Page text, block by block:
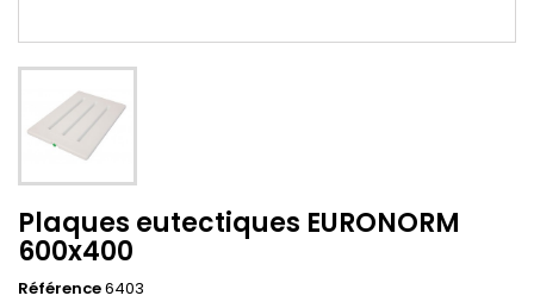
Plaques eutectiques EURONORM
600x400
Référence6403